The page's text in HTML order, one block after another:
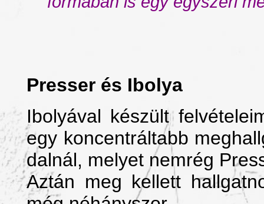
Presser és Ibolya
Ibolyával készült
egy koncentráltabb
dalnál, melyet nemrég
Aztán meg kellett